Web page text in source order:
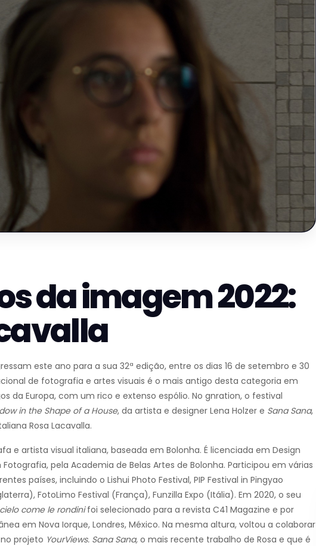
da imagem 2022:
este ano para a sua 32ª edição, entre os dias 16 de setembro e 30
de fotografia e artes visuais é o mais antigo desta categoria em
da Europa, com um rico e extenso espólio. No gnration, o festival
in the Shape of a House, da artista e designer Lena Holzer e Sana Sana,
Rosa Lacavalla.
e artista visual italiana, baseada em Bolonha. É licenciada em Design
pela Academia de Belas Artes de Bolonha. Participou em várias
países, incluindo o Lishui Photo Festival, PIP Festival in Pingyao
FotoLimo Festival (França), Funzilla Expo (Itália). Em 2020, o seu
come le rondinifoi selecionado para a revista C41 Magazine e por
em Nova Iorque, Londres, México. Na mesma altura, voltou a colaborar
projeto YourViews. Sana Sana, o mais recente trabalho de Rosa e que é